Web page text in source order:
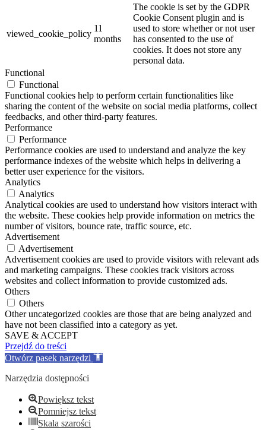
viewed_cookie_policy
11
months
The cookie is set by the GDPR
Cookie Consent plugin and is
used to store whether or not user
has consented to the use of
cookies. It does not store any
personal data.
Functional
Functional
Functional cookies help to perform certain functionalities like
sharing the content of the website on social media platforms, collect
feedbacks, and other third-party features.
Performance
Performance
Performance cookies are used to understand and analyze the key
performance indexes of the website which helps in delivering a
better user experience for the visitors.
Analytics
Analytics
Analytical cookies are used to understand how visitors interact with
the website. These cookies help provide information on metrics the
number of visitors, bounce rate, traffic source, etc.
Advertisement
Advertisement
Advertisement cookies are used to provide visitors with relevant ads
and marketing campaigns. These cookies track visitors across
websites and collect information to provide customized ads.
Others
Others
Other uncategorized cookies are those that are being analyzed and
have not been classified into a category as yet.
SAVE & ACCEPT
Przejdź do treści
Otwórz pasek narzędzi
Narzędzia dostępności
Powiększ tekst
Pomniejsz tekst
Skala szarości